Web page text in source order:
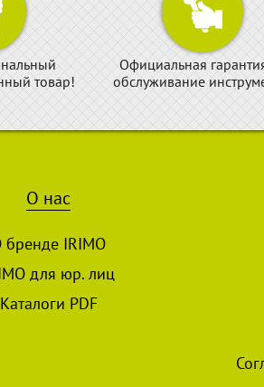
товар!
Официальная
обслуживание
О нас
бренде IRIMO
для юр. лиц
Каталоги PDF